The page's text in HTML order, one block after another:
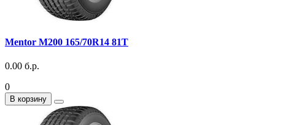
Mentor M200 165/70R14 81T
0.00 б.р.
0
В корзину